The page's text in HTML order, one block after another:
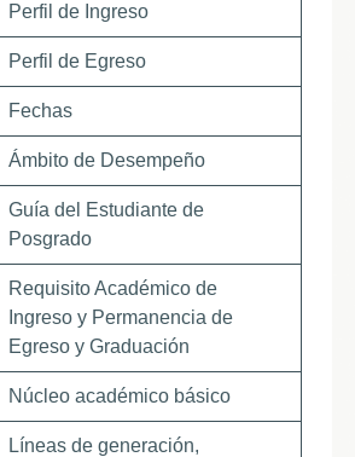
Perfil de Ingreso
Perfil de Egreso
Fechas
Ámbito de Desempeño
Guía del Estudiante de
Posgrado
Requisito Académico de
Ingreso y Permanencia de
Egreso y Graduación
Núcleo académico básico
Líneas de generación,